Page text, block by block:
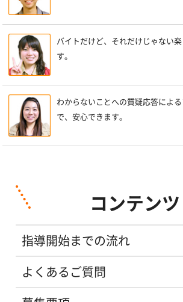
バイトだけど、それだけじゃない
す。
わからないことへの質疑応答によ
で、安心できます。
コンテンツ
指導開始までの流れ
よくあるご質問